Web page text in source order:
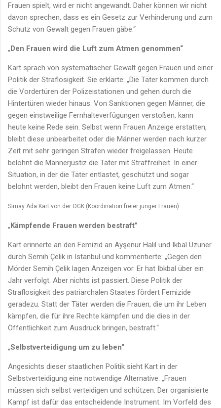
Frauen spielt, wird er nicht angewandt. Daher können wir nicht
davon sprechen, dass es ein Gesetz zur Verhinderung und zum
Schutz von Gewalt gegen Frauen gäbe.“
„Den Frauen wird die Luft zum Atmen genommen“
Kart sprach von systematischer Gewalt gegen Frauen und einer
Politik der Straflosigkeit. Sie erklärte: „Die Täter kommen durch
die Vordertüren der Polizeistationen und gehen durch die
Hintertüren wieder hinaus. Von Sanktionen gegen Männer, die
gegen einstweilige Fernhalteverfügungen verstoßen, kann
heute keine Rede sein. Selbst wenn Frauen Anzeige erstatten,
bleibt diese unbearbeitet oder die Männer werden nach kurzer
Zeit mit sehr geringen Strafen wieder freigelassen. Heute
belohnt die Männerjustiz die Täter mit Straffreiheit. In einer
Situation, in der die Täter entlastet, geschützt und sogar
belohnt werden, bleibt den Frauen keine Luft zum Atmen.“
Simay Ada Kart von der ÖGK (Koordination freier junger Frauen)
„Kämpfende Frauen werden bestraft”
Kart erinnerte an den Femizid an Ayşenur Halil und Ikbal Uzuner
durch Semih Çelik in Istanbul und kommentierte: „Gegen den
Mörder Semih Çelik lagen Anzeigen vor. Er hat Ibkbal über ein
Jahr verfolgt. Aber nichts ist passiert. Diese Politik der
Straflosigkeit des patriarchalen Staates fördert Femizide
geradezu. Statt der Täter werden die Frauen, die um ihr Leben
kämpfen, die für ihre Rechte kämpfen und die dies in der
Öffentlichkeit zum Ausdruck bringen, bestraft.“
„Selbstverteidigung um zu leben“
Angesichts dieser staatlichen Politik sieht Kart in der
Selbstverteidigung eine notwendige Alternative: „Frauen
müssen sich selbst verteidigen und schützen. Der organisierte
Kampf ist dafür das entscheidende Instrument. Im Vorfeld des